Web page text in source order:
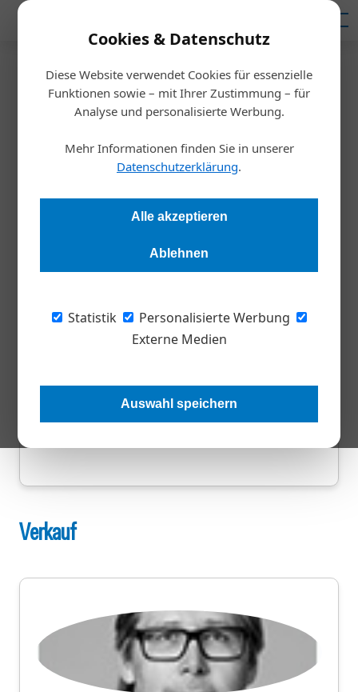
Cookies & Datenschutz
Diese Website verwendet Cookies für essenzielle
Funktionen sowie – mit Ihrer Zustimmung – für
Analyse und personalisierte Werbung.
Mehr Informationen finden Sie in unserer
Datenschutzerklärung.
Alle akzeptieren
Ablehnen
Statistik
Personalisierte Werbung
Externe Medien
Auswahl speichern
Kontakt
Redaktion
Stefan Böck
+43 1 546 64 380
s.boeck@wirtschaftsverlag.at
Verkauf